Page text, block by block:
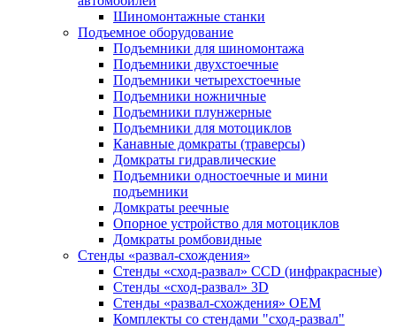
Шиномонтажные станки
Подъемное оборудование
Подъемники для шиномонтажа
Подъемники двухстоечные
Подъемники четырехстоечные
Подъемники ножничные
Подъемники плунжерные
Подъемники для мотоциклов
Канавные домкраты (траверсы)
Домкраты гидравлические
Подъемники одностоечные и мини
подъемники
Домкраты реечные
Опорное устройство для мотоциклов
Домкраты ромбовидные
Стенды «развал-схождения»
Стенды «сход-развал» CCD (инфракрасные)
Стенды «сход-развал» 3D
Стенды «развал-схождения» ОЕМ
Комплекты со стендами "сход-развал"